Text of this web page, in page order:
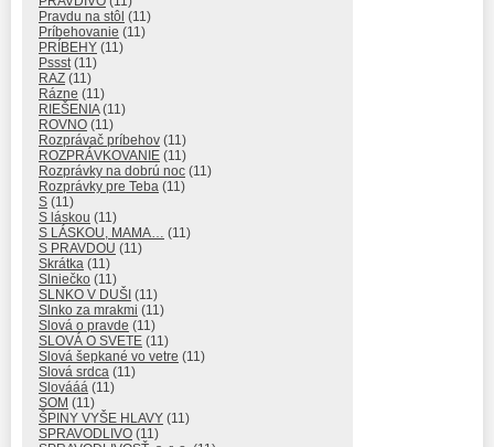
Pravdu na stôl (11)
Príbehovanie (11)
PRÍBEHY (11)
Pssst(11)
RAZ (11)
Rázne (11)
RIEŠENIA(11)
ROVNO (11)
Rozprávač príbehov (11)
ROZPRÁVKOVANIE (11)
Rozprávky na dobrú noc (11)
Rozprávky pre Teba (11)
S (11)
S láskou (11)
S LÁSKOU, MAMA… (11)
S PRAVDOU (11)
Skrátka (11)
Slniečko (11)
SLNKO V DUŠI (11)
Slnko za mrakmi (11)
Slová o pravde (11)
SLOVÁ O SVETE (11)
Slová šepkané vo vetre (11)
Slová srdca (11)
Slovááá (11)
SOM (11)
ŠPINY VYŠE HLAVY (11)
SPRAVODLIVO (11)